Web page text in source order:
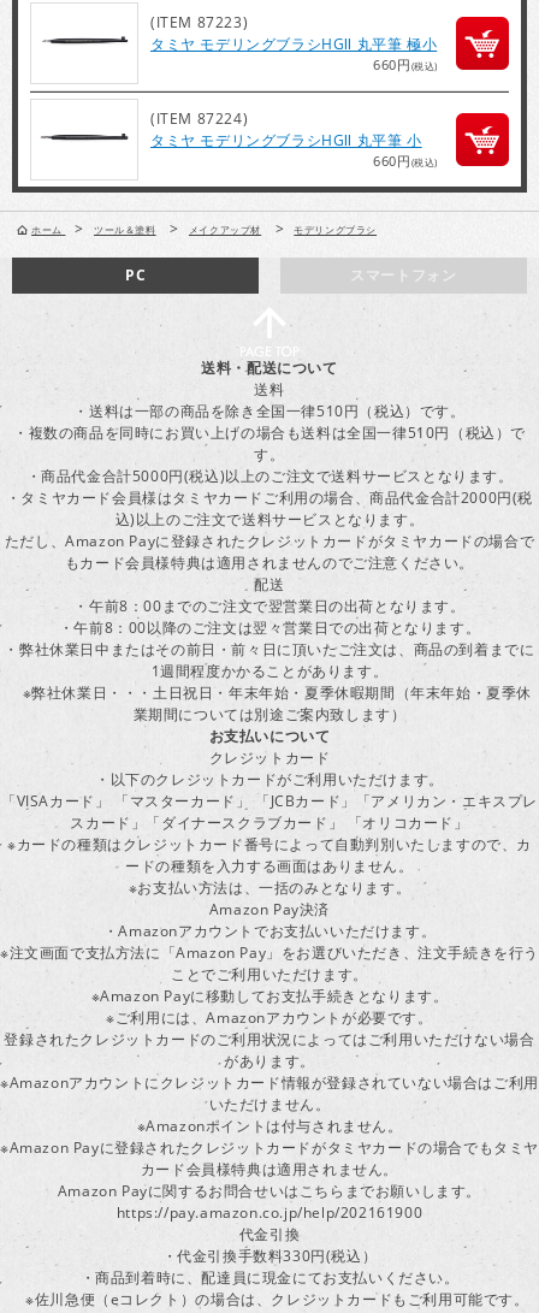
(ITEM 87223)
タミヤ モデリングブラシHGⅡ 丸平筆 極小
660円(税込)
(ITEM 87224)
タミヤ モデリングブラシHGⅡ 丸平筆 小
660円(税込)
ホーム > ツール＆塗料 > メイクアップ材 > モデリングブラシ
スマートフォン
PC
送料・配送について
送料
・送料は一部の商品を除き全国一律510円（税込）です。
・複数の商品を同時にお買い上げの場合も送料は全国一律510円（税込）で
す。
・商品代金合計5000円(税込)以上のご注文で送料サービスとなります。
・タミヤカード会員様はタミヤカードご利用の場合、商品代金合計2000円(税
込)以上のご注文で送料サービスとなります。
ただし、Amazon Payに登録されたクレジットカードがタミヤカードの場合で
もカード会員様特典は適用されませんのでご注意ください。
配送
・午前8：00までのご注文で翌営業日の出荷となります。
・午前8：00以降のご注文は翌々営業日での出荷となります。
・弊社休業日中またはその前日・前々日に頂いたご注文は、商品の到着までに
1週間程度かかることがあります。
※弊社休業日・・・土日祝日・年末年始・夏季休暇期間（年末年始・夏季休
業期間については別途ご案内致します）
お支払いについて
クレジットカード
・以下のクレジットカードがご利用いただけます。
「VISAカード」 「マスターカード」 「JCBカード」「アメリカン・エキスプレ
スカード」「ダイナースクラブカード」 「オリコカード」
※カードの種類はクレジットカード番号によって自動判別いたしますので、カ
ードの種類を入力する画面はありません。
※お支払い方法は、一括のみとなります。
Amazon Pay決済
・Amazonアカウントでお支払いいただけます。
※注文画面で支払方法に「Amazon Pay」をお選びいただき、注文手続きを行う
ことでご利用いただけます。
※Amazon Payに移動してお支払手続きとなります。
※ご利用には、Amazonアカウントが必要です。
登録されたクレジットカードのご利用状況によってはご利用いただけない場合
があります。
※Amazonアカウントにクレジットカード情報が登録されていない場合はご利用
いただけません。
※Amazonポイントは付与されません。
※Amazon Payに登録されたクレジットカードがタミヤカードの場合でもタミヤ
カード会員様特典は適用されません。
Amazon Payに関するお問合せいはこちらまでお願いします。
https://pay.amazon.co.jp/help/202161900
代金引換
・代金引換手数料330円(税込）
・商品到着時に、配達員に現金にてお支払いください。
※佐川急便（eコレクト）の場合は、クレジットカードもご利用可能です。